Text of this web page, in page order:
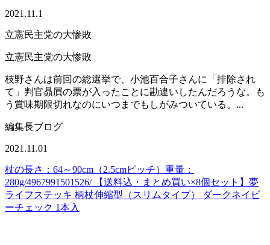
2021.11.1
立憲民主党の大惨敗
立憲民主党の大惨敗
枝野さんは前回の総選挙で、小池百合子さんに「排除され
て」判官贔屓の票が入ったことに勘違いしたんだろうな。も
う賞味期限切れなのにいつまでもしがみついている。...
編集長ブログ
2021.11.01
杖の長さ：64～90cm（2.5cmピッチ）重量：
280g/4967991501526/ 【送料込・まとめ買い×8個セット】夢
ライフステッキ 柄杖伸縮型（スリムタイプ） ダークネイビ
ーチェック 1本入